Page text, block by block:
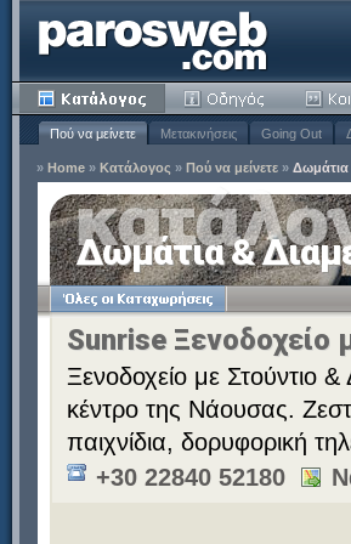
Πού να μείνετε Μετακινήσεις Going Out
» Home » Κατάλογος » Πού να μείνετε » Δωμάτια
Δωμάτια &
Sunrise Ξενοδοχείο
Ξενοδοχείο με Στούντιο
κέντρο της Νάουσας.
παιχνίδια, δορυφορική
+30 22840 52180